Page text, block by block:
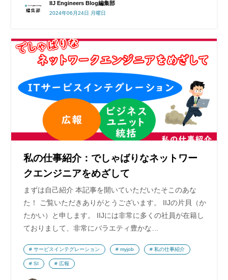
IIJ Engineers Blog編集部
2024年06月24日 月曜日
私の仕事紹介：でしゃばりなネットワー
クエンジニアをめざして
まずは自己紹介 本記事を開いていただいたそこのあな
た！ ご覧いただきありがとうございます。 IIJの片貝（か
たかい）と申します。 IIJには非常に多くの社員が在籍し
ておりまして、非常にバラエティ豊かな…
サービスインテグレーション myjob 私の仕事紹介
SI 広報